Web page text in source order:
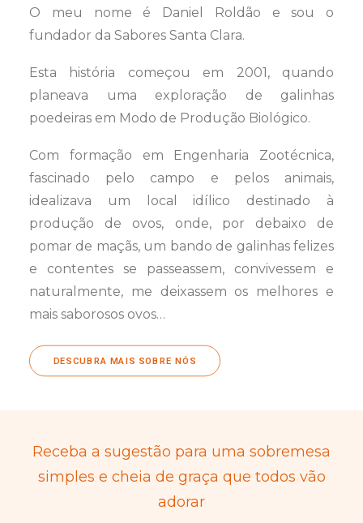
O meu nome é Daniel Roldão e sou o
fundador da Sabores Santa Clara.
Esta história começou em 2001, quando
planeava uma exploração de galinhas
poedeiras em Modo de Produção Biológico.
Com formação em Engenharia Zootécnica,
fascinado pelo campo e pelos animais,
idealizava um local idílico destinado à
produção de ovos, onde, por debaixo de
pomar de maçãs, um bando de galinhas felizes
e contentes se passeassem, convivessem e
naturalmente, me deixassem os melhores e
mais saborosos ovos…
DESCUBRA MAIS SOBRE NÓS
Receba a sugestão para uma sobremesa
simples e cheia de graça que todos vão
adorar